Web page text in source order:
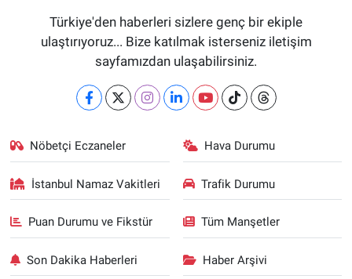
Türkiye'den haberleri sizlere genç bir ekiple
ulaştırıyoruz... Bize katılmak isterseniz iletişim
sayfamızdan ulaşabilirsiniz.
Nöbetçi Eczaneler Hava Durumu
İstanbul Namaz Vakitleri Trafik Durumu
Puan Durumu ve Fikstür Tüm Manşetler
Son Dakika Haberleri Haber Arşivi